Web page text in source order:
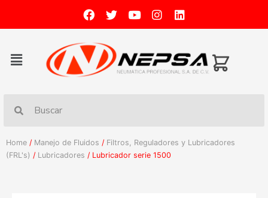
Home / Manejo de Fluidos / Filtros, Reguladores y Lubricadores
(FRL's) / Lubricadores / Lubricador serie 1500